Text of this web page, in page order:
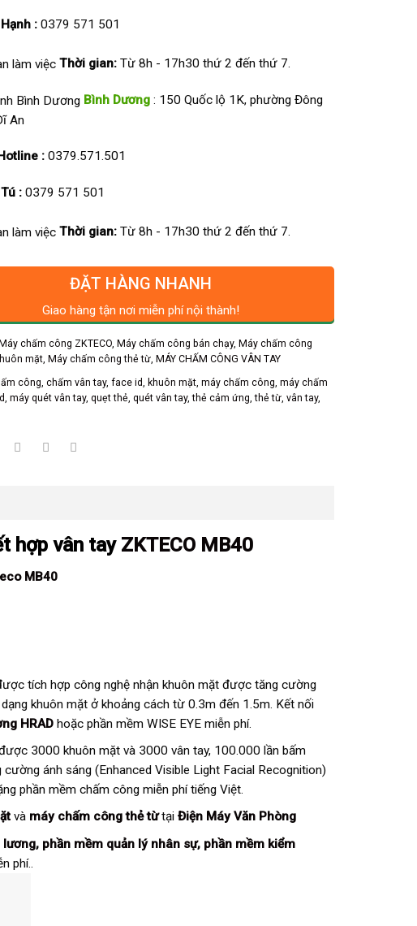
: 0379 571 501
Thời gian:Từ 8h - 17h30 thứ 2 đến thứ 7.
Bình Dương: 150 Quốc lộ 1K, phường Đông
An
:0379.571.501
: 0379 571 501
Thời gian:Từ 8h - 17h30 thứ 2 đến thứ 7.
ĐẶT HÀNG NHANH
Giao hàng tận nơi miễn phí nội thành!
chấm công ZKTECO ,Máy chấm công bán chạy,Máy chấm công
mặt ,Máy chấm công thẻ từ ,MÁY CHẤM CÔNG VÂN TAY
công ,chấm vân tay,face id khuôn mặt ,máy chấm công ,máy chấm
,máy quét vân tay,quẹt thẻ ,quét vân tay,thẻ cảm ứng ,thẻ từ ,vân tay,
hợp vân tay ZKTECO MB40
MB40
tích hợp công nghệ nhận khuôn mặt được tăng cường
khuôn mặt ở khoảng cách từ 0.3m đến 1.5m. Kết nối
HRADhoặc phần mềm WISE EYE miễn phí.
3000 khuôn mặt và 3000 vân tay, 100.000 lần bấm
ánh sáng (Enhanced Visible Light Facial Recognition)
phần mềm chấm công miễn phí tiếng Việt.
và máy chấm công thẻ từtại Điện Máy Văn Phòng
lương, phần mềm quản lý nhân sự, phần mềm kiểm
phí..